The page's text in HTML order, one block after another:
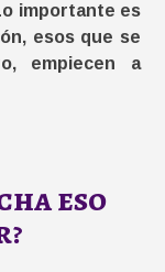
importante es
esos que se
empiecen a
eso